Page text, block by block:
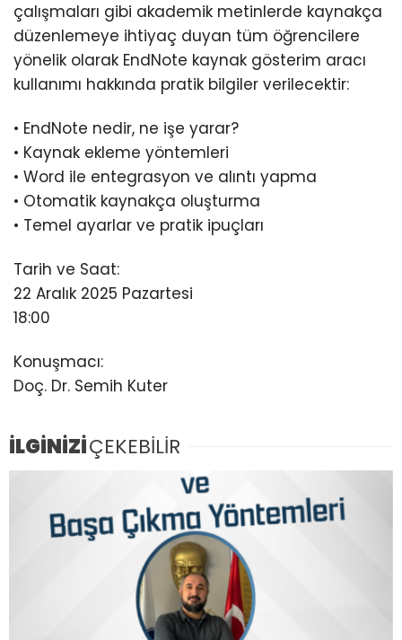
çalışmaları gibi akademik metinlerde kaynakça
düzenlemeye ihtiyaç duyan tüm öğrencilere
yönelik olarak EndNote kaynak gösterim aracı
kullanımı hakkında pratik bilgiler verilecektir:
• EndNote nedir, ne işe yarar?
• Kaynak ekleme yöntemleri
• Word ile entegrasyon ve alıntı yapma
• Otomatik kaynakça oluşturma
• Temel ayarlar ve pratik ipuçları
Tarih ve Saat:
22 Aralık 2025 Pazartesi
18:00
Konuşmacı:
Doç. Dr. Semih Kuter
İLGİNİZİÇEKEBİLİR